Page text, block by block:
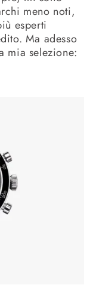
meno noti,
esperti
Ma adesso
mia selezione: